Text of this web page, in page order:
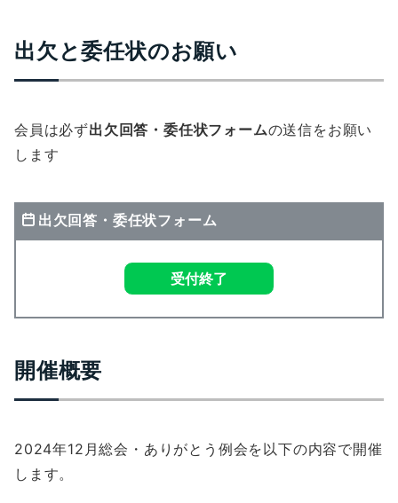
出欠と委任状のお願い
会員は必ず出欠回答・委任状フォームの送信をお願い
します
出欠回答・委任状フォーム
受付終了
開催概要
2024年12月総会・ありがとう例会を以下の内容で開催
します。